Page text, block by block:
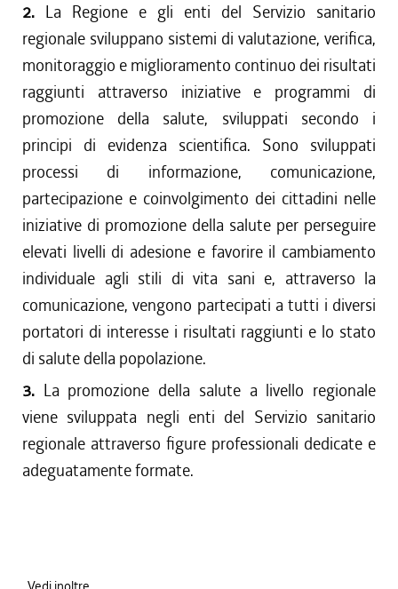
2. La Regione e gli enti del Servizio sanitario
regionale sviluppano sistemi di valutazione, verifica,
monitoraggio e miglioramento continuo dei risultati
raggiunti attraverso iniziative e programmi di
promozione della salute, sviluppati secondo i
principi di evidenza scientifica. Sono sviluppati
processi di informazione, comunicazione,
partecipazione e coinvolgimento dei cittadini nelle
iniziative di promozione della salute per perseguire
elevati livelli di adesione e favorire il cambiamento
individuale agli stili di vita sani e, attraverso la
comunicazione, vengono partecipati a tutti i diversi
portatori di interesse i risultati raggiunti e lo stato
di salute della popolazione.
3. La promozione della salute a livello regionale
viene sviluppata negli enti del Servizio sanitario
regionale attraverso figure professionali dedicate e
adeguatamente formate.